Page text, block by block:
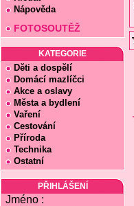
Nápověda
FOTOSOUTĚŽ
KATEGORIE
Děti a dospělí
Domácí mazlíčci
Akce a oslavy
Města a bydlení
Vaření
Cestování
Příroda
Technika
Ostatní
PŘIHLÁŠENÍ
Jméno :